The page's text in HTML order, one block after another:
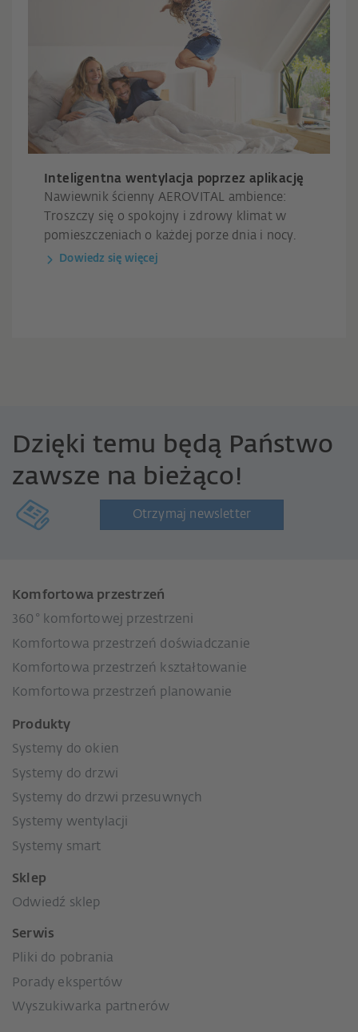
Inteligentna wentylacja poprzez aplikację
Nawiewnik ścienny AEROVITAL ambience:
Troszczy się o spokojny i zdrowy klimat w
pomieszczeniach o każdej porze dnia i nocy.
Dowiedz się więcej
Dzięki temu będą Państwo
zawsze na bieżąco!
Otrzymaj newsletter
Komfortowa przestrzeń
360° komfortowej przestrzeni
Komfortowa przestrzeń doświadczanie
Komfortowa przestrzeń kształtowanie
Komfortowa przestrzeń planowanie
Produkty
Systemy do okien
Systemy do drzwi
Systemy do drzwi przesuwnych
Systemy wentylacji
Systemy smart
Sklep
Odwiedź sklep
Serwis
Pliki do pobrania
Porady ekspertów
Wyszukiwarka partnerów